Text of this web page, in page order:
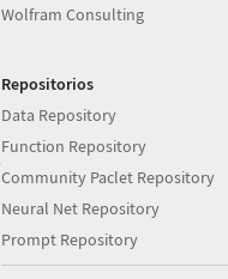
Wolfram Consulting
Repositorios
Data Repository
Function Repository
Community Paclet Repository
Neural Net Repository
Prompt Repository